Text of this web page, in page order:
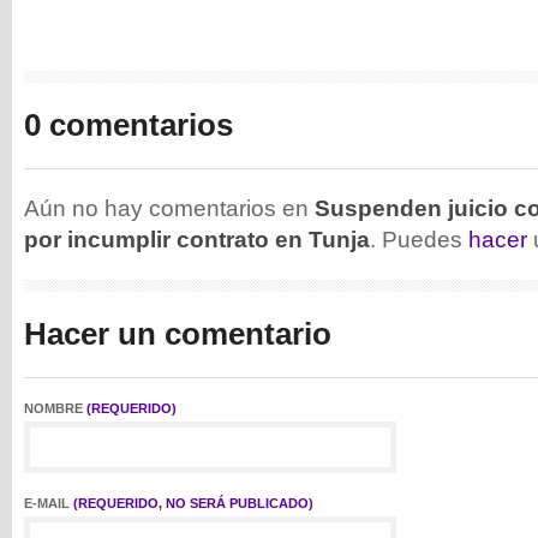
0 comentarios
Aún no hay comentarios en Suspenden juicio
por incumplir contrato en Tunja. Puedes hacer
Hacer un comentario
NOMBRE (REQUERIDO)
E-MAIL (REQUERIDO, NO SERÁ PUBLICADO)